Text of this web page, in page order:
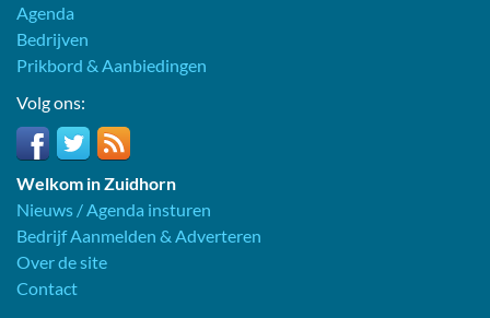
Agenda
Bedrijven
Prikbord & Aanbiedingen
Volg ons:
Welkom in Zuidhorn
Nieuws / Agenda insturen
Bedrijf Aanmelden & Adverteren
Over de site
Contact